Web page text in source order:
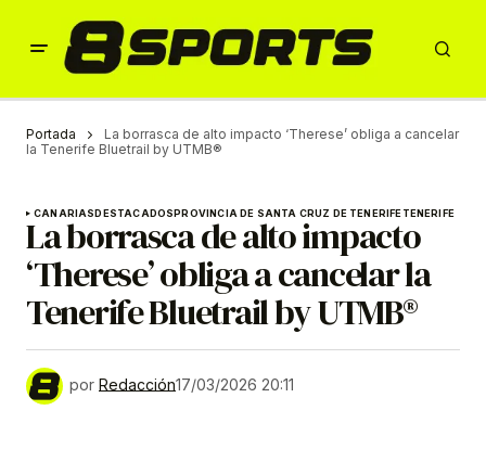
Portada
La borrasca de alto impacto ‘Therese’ obliga a cancelar
la Tenerife Bluetrail by UTMB®
CANARIASDESTACADOSPROVINCIA DE SANTA CRUZ DE TENERIFETENERIFE
La borrasca de alto impacto
‘Therese’ obliga a cancelar la
Tenerife Bluetrail by UTMB®
por Redacción17/03/2026 20:11